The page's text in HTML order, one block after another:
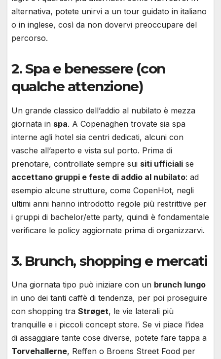
alternativa, potete unirvi a un tour guidato in italiano
o in inglese, così da non dovervi preoccupare del
percorso.
2. Spa e benessere (con
qualche attenzione)
Un grande classico dell’addio al nubilato è mezza
giornata in spa. A Copenaghen trovate sia spa
interne agli hotel sia centri dedicati, alcuni con
vasche all’aperto e vista sul porto. Prima di
prenotare, controllate sempre sui siti ufficiali se
accettano gruppi e feste di addio al nubilato: ad
esempio alcune strutture, come CopenHot, negli
ultimi anni hanno introdotto regole più restrittive per
i gruppi di bachelor/ette party, quindi è fondamentale
verificare le policy aggiornate prima di organizzarvi.
3. Brunch, shopping e mercati
Una giornata tipo può iniziare con un brunch lungo
in uno dei tanti caffè di tendenza, per poi proseguire
con shopping tra Strøget, le vie laterali più
tranquille e i piccoli concept store. Se vi piace l’idea
di assaggiare tante cose diverse, potete fare tappa a
Torvehallerne, Reffen o Broens Street Food per